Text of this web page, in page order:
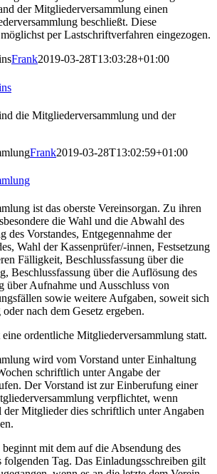
der Mitgliederversammlung einen
beschließt. Diese
per Lastschriftverfahren eingezogen.
Frank2019-03-28T13:03:28+01:00
die Mitgliederversammlung und der
Frank2019-03-28T13:02:59+01:00
ist das oberste Vereinsorgan. Zu ihren
die Wahl und die Abwahl des
des Vorstandes, Entgegennahme der
Wahl der Kassenprüfer/-innen, Festsetzung
Fälligkeit, Beschlussfassung über die
Beschlussfassung über die Auflösung des
über Aufnahme und Ausschluss von
sowie weitere Aufgaben, soweit sich
nach dem Gesetz ergeben.
ordentliche Mitgliederversammlung statt.
wird vom Vorstand unter Einhaltung
schriftlich unter Angabe der
Der Vorstand ist zur Einberufung einer
verpflichtet, wenn
der Mitglieder dies schriftlich unter Angaben
mit dem auf die Absendung des
folgenden Tag. Das Einladungsschreiben gilt